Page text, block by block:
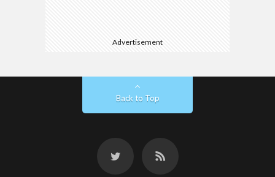
Advertisement
Back to Top